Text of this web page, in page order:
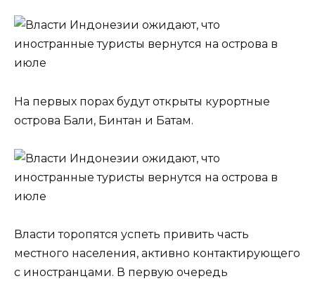
На первых порах будут открыты курортные
острова Бали, Бинтан и Батам.
Власти торопятся успеть привить часть
местного населения, активно контактирующего
с иностранцами. В первую очередь